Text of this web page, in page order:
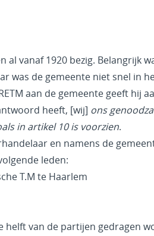
al vanaf 1920 bezig. Belangrijk
was de gemeente niet snel in
aan de gemeente geeft hij
heeft, [wij] ons
in artikel 10 is voorzien.
en namens de
leden:
T.M te Haarlem
van de partijen gedragen